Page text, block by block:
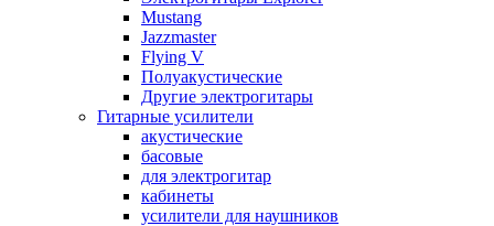
Mustang
Jazzmaster
Flying V
Полуакустические
Другие электрогитары
Гитарные усилители
акустические
басовые
для электрогитар
кабинеты
усилители для наушников